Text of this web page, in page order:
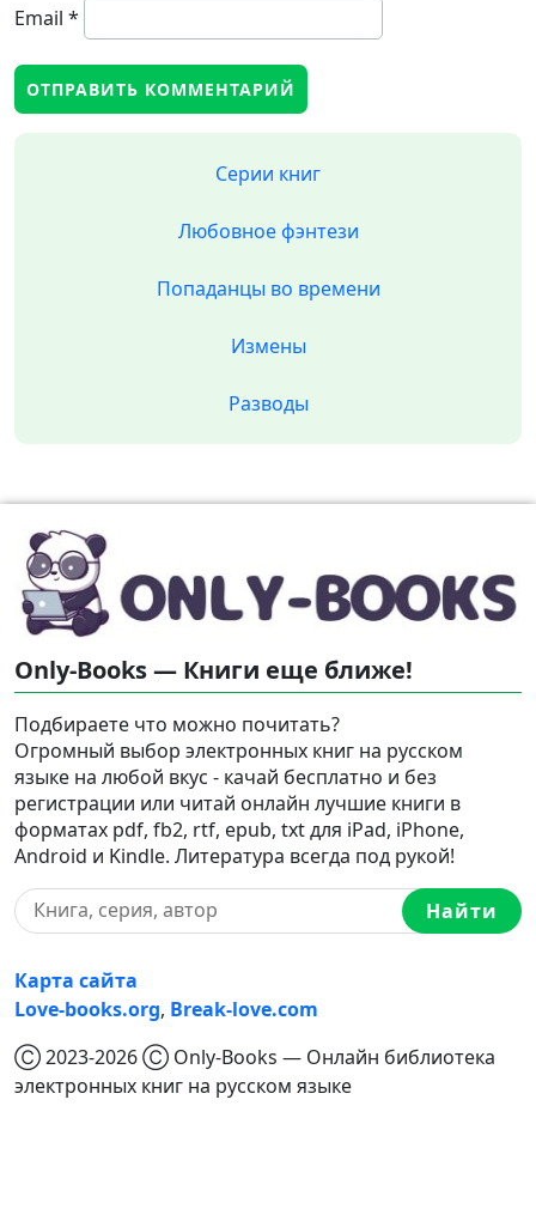
Email *
Серии книг
Любовное фэнтези
Попаданцы во времени
Измены
Разводы
Only-Books — Книги еще ближе!
Подбираете что можно почитать?
Огромный выбор электронных книг на русском
языке на любой вкус - качай бесплатно и без
регистрации или читай онлайн лучшие книги в
форматах pdf, fb2, rtf, epub, txt для iPad, iPhone,
Android и Kindle. Литература всегда под рукой!
Найти
Карта сайта
Love-books.org, Break-love.com
Ⓒ 2023-2026 Ⓒ Only-Books — Онлайн библиотека
электронных книг на русском языке